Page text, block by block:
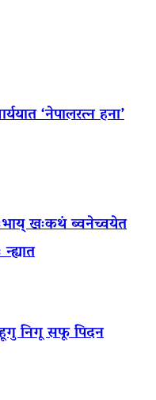
‘नेपालरत्न हना’
खःकथं ब्वनेच्वयेत
निगू सफू पिदन